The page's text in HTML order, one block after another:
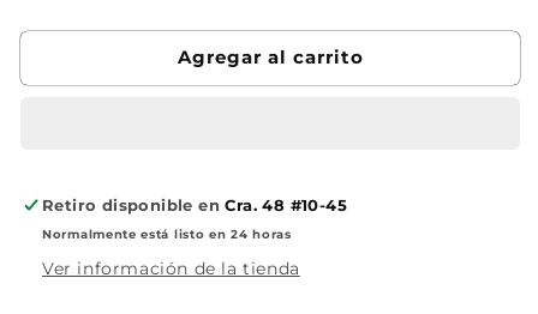
320F
Toner
320F
Toner
Agregar al carrito
Retiro disponible enCra. 48 #10-45
Normalmente está listo en 24 horas
Ver información de la tienda